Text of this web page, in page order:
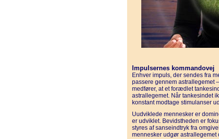
Impulsernes kommandovej
Enhver impuls, der sendes fra
passere gennem astrallegemet
medfører, at et forædlet
astrallegemet. Når tankesindet
konstant modtage stimulanser
Uudviklede mennesker er
er udviklet. Bevidstheden er
styres af sanseindtryk fra
mennesker udgør